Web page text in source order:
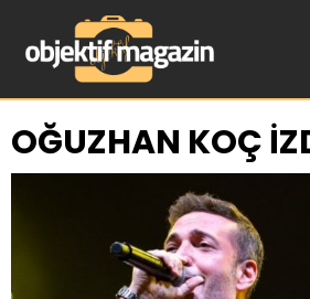
OĞUZHAN KOÇ